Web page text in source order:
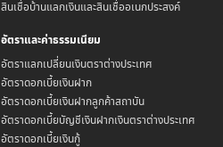
สินเชื่อบ้านแลกเงินและสินเชื่ออเนกประสงค์
อัตราและค่าธรรมเนียม
อัตราแลกเปลี่ยนเงินตราต่างประเทศ
อัตราดอกเบี้ยเงินฝาก
อัตราดอกเบี้ยเงินฝากลูกค้าสถาบัน
อัตราดอกเบี้ยบัญชีเงินฝากเงินตราต่างประเทศ
อัตราดอกเบี้ยเงินกู้